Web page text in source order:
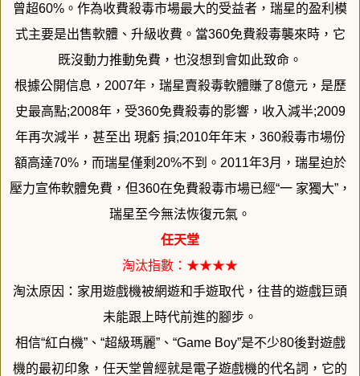
曾超60%。作為收費殺毒市場最大的受益者， 瑞星的盈利模
式主要是出售軟體、升級收費。當360免費殺毒襲來時，它
既沒動力推動免費，也沒想到會如此致命。
根據公開信息，2007年，瑞星賣殺毒軟體賺了8億元， 是歷
史最高點;2008年，受360免費殺毒的影響，收入減半;2009
年再次減半，甚至出 現虧 損;2010年年末，360殺毒市場份
額高達70%，而瑞星僅剩 20%不到。2011年3月，瑞星迫於
壓力宣佈軟體免費，但360在免費殺毒市場已經“一 家獨大”，
瑞星至今無法恢復元氣。
任天堂
淘汰指數：★★★★
淘汰原因：家用遊戲機被網遊和手遊取代， 往昔的遊戲巨頭
未能跟上時代前進的腳步。
相信“紅白機”、“超級瑪麗”、“Game Boy”是不少80後對遊戲
機的最初印象， 任天堂曾經就是電子遊戲機的代名詞， 它的